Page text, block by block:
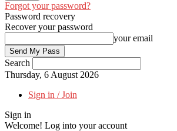
Forgot your password?
Password recovery
Recover your password
your email
Search
Thursday, 6 August 2026
Sign in / Join
Sign in
Welcome! Log into your account